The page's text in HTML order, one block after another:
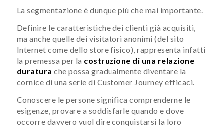
La segmentazione è dunque più che mai importante.
Definire le caratteristiche dei clienti già acquisiti,
ma anche quelle dei visitatori anonimi (del sito
Internet come dello store fisico), rappresenta infatti
la premessa per la costruzione di una relazione
duratura che possa gradualmente diventare la
cornice di una serie di Customer Journey efficaci.
Conoscere le persone significa comprenderne le
esigenze, provare a soddisfarle quando e dove
occorre davvero vuol dire conquistarsi la loro